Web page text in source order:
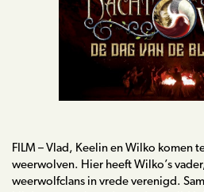
Blog
Contact
FILM – Vlad, Keelin en Wilko komen
weerwolven. Hier heeft Wilko’s
weerwolfclans in vrede verenigd.